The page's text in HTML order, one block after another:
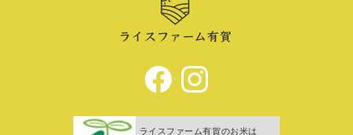
ライスファーム有賀のお米は